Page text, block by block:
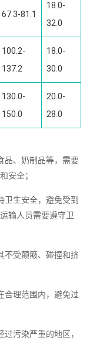
67.3-81.1
18.0-
32.0
100.2-
137.2
18.0-
30.0
130.0-
150.0
20.0-
28.0
品、奶制品等，需要
安全；
卫生安全，避免受到
输人员需要遵守卫
不受颠簸、碰撞和挤
合理范围内，避免过
污染严重的地区，